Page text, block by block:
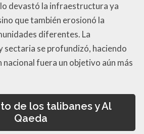
devastó la infraestructura ya
que también erosionó la
diferentes. La
sectaria se profundizó, haciendo
nacional fuera un objetivo aún más
de los talibanes y Al
Qaeda